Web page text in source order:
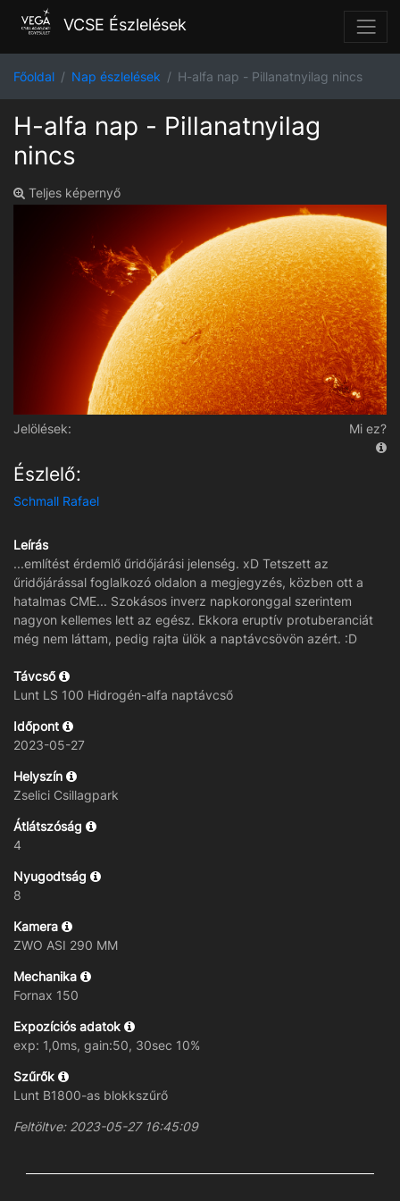
VCSE Észlelések
Főoldal Nap észlelések H-alfa nap - Pillanatnyilag nincs
H-alfa nap - Pillanatnyilag
nincs
Teljes képernyő
Jelölések: Mi ez?
Észlelő:
Schmall Rafael
Leírás
...említést érdemlő űridőjárási jelenség. xD Tetszett az
űridőjárással foglalkozó oldalon a megjegyzés, közben ott a
hatalmas CME... Szokásos inverz napkoronggal szerintem
nagyon kellemes lett az egész. Ekkora eruptív protuberanciát
még nem láttam, pedig rajta ülök a naptávcsövön azért. :D
Távcső
Lunt LS 100 Hidrogén-alfa naptávcső
Időpont
2023-05-27
Helyszín
Zselici Csillagpark
Átlátszóság
4
Nyugodtság
8
Kamera
ZWO ASI 290 MM
Mechanika
Fornax 150
Expozíciós adatok
exp: 1,0ms, gain:50, 30sec 10%
Szűrők
Lunt B1800-as blokkszűrő
Feltöltve: 2023-05-27 16:45:09